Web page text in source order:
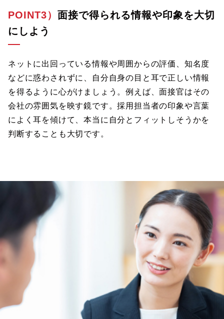
POINT3） 面接で得られる情報や印象を大切
にしよう
ネットに出回っている情報や周囲からの評価、知名度
などに惑わされずに、自分自身の目と耳で正しい情報
を得るように心がけましょう。例えば、面接官はその
会社の雰囲気を映す鏡です。採用担当者の印象や言葉
によく耳を傾けて、本当に自分とフィットしそうかを
判断することも大切です。